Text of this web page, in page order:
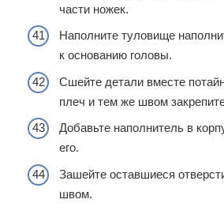
части ножек.
Наполните туловище
к основанию головы.
Сшейте детали вместе
плеч и тем же швом
Добавьте наполнитель в
его.
Зашейте оставшиеся
швом.